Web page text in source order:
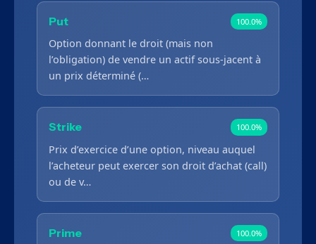
Put 100.0%
Option donnant le droit (mais non
l’obligation) de vendre un actif sous-jacent à
un prix déterminé (…
Strike 100.0%
Prix d’exercice d’une option, niveau auquel
l’acheteur peut exercer son droit d’achat (call)
ou de v…
Prime 100.0%